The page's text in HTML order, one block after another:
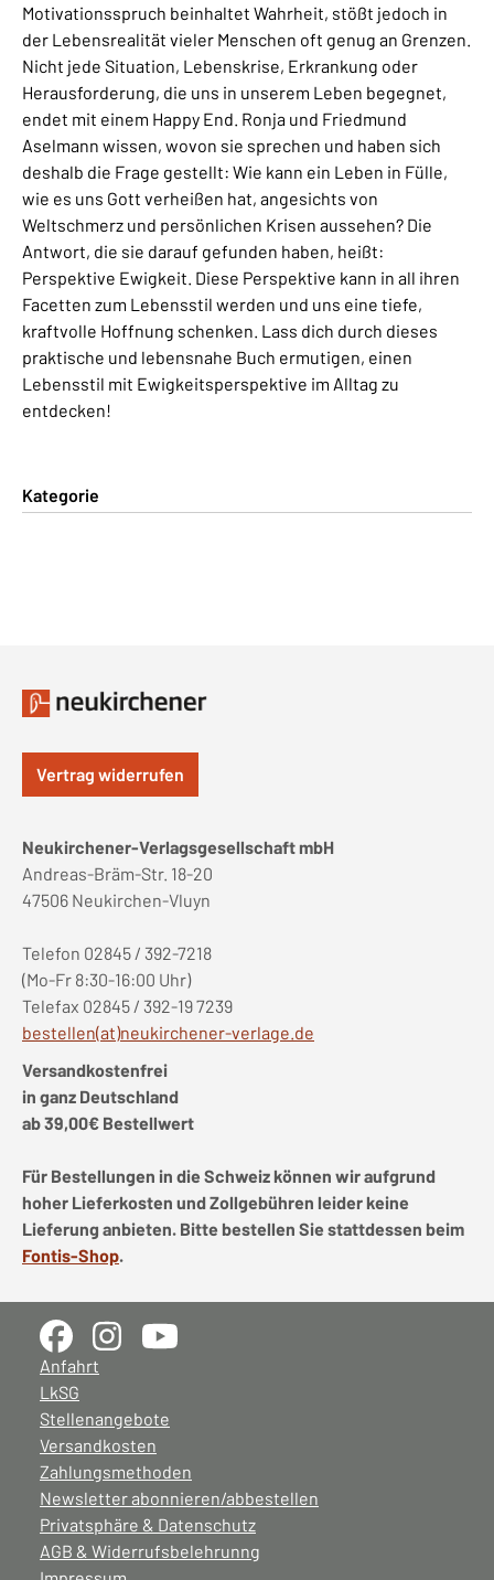
Motivationsspruch beinhaltet Wahrheit, stößt jedoch in
der Lebensrealität vieler Menschen oft genug an Grenzen.
Nicht jede Situation, Lebenskrise, Erkrankung oder
Herausforderung, die uns in unserem Leben begegnet,
endet mit einem Happy End. Ronja und Friedmund
Aselmann wissen, wovon sie sprechen und haben sich
deshalb die Frage gestellt: Wie kann ein Leben in Fülle,
wie es uns Gott verheißen hat, angesichts von
Weltschmerz und persönlichen Krisen aussehen? Die
Antwort, die sie darauf gefunden haben, heißt:
Perspektive Ewigkeit. Diese Perspektive kann in all ihren
Facetten zum Lebensstil werden und uns eine tiefe,
kraftvolle Hoffnung schenken. Lass dich durch dieses
praktische und lebensnahe Buch ermutigen, einen
Lebensstil mit Ewigkeitsperspektive im Alltag zu
entdecken!
Kategorie
Vertrag widerrufen
Neukirchener-Verlagsgesellschaft mbH
Andreas-Bräm-Str. 18-20
47506 Neukirchen-Vluyn
Telefon 02845 / 392-7218
(Mo-Fr 8:30-16:00 Uhr)
Telefax 02845 / 392-19 7239
bestellen(at)neukirchener-verlage.de
Versandkostenfrei
in ganz Deutschland
ab 39,00€ Bestellwert
Für Bestellungen in die Schweiz können wir aufgrund
hoher Lieferkosten und Zollgebühren leider keine
Lieferung anbieten. Bitte bestellen Sie stattdessen beim
Fontis-Shop.
Anfahrt
LkSG
Stellenangebote
Versandkosten
Zahlungsmethoden
Newsletter abonnieren/abbestellen
Privatsphäre & Datenschutz
AGB & Widerrufsbelehrunng